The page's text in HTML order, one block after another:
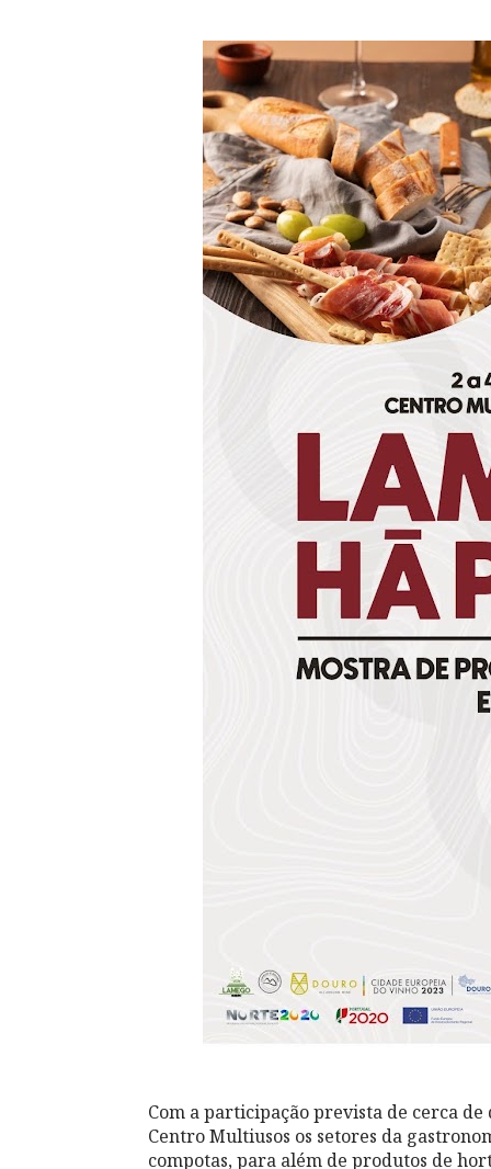
Com a participação prevista de cerca
Centro Multiusos os setores da
compotas, para além de produtos de